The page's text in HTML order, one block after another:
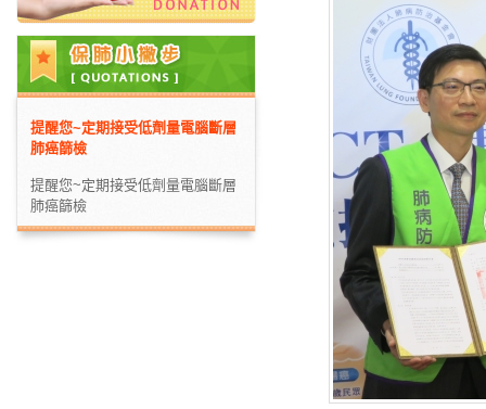
提醒您~定期接受低劑量電腦斷層
肺癌篩檢
提醒您~定期接受低劑量電腦斷層
肺癌篩檢